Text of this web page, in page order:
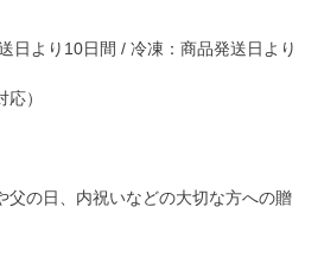
日より10日間 / 冷凍：商品発送日より
）
父の日、内祝いなどの大切な方への贈